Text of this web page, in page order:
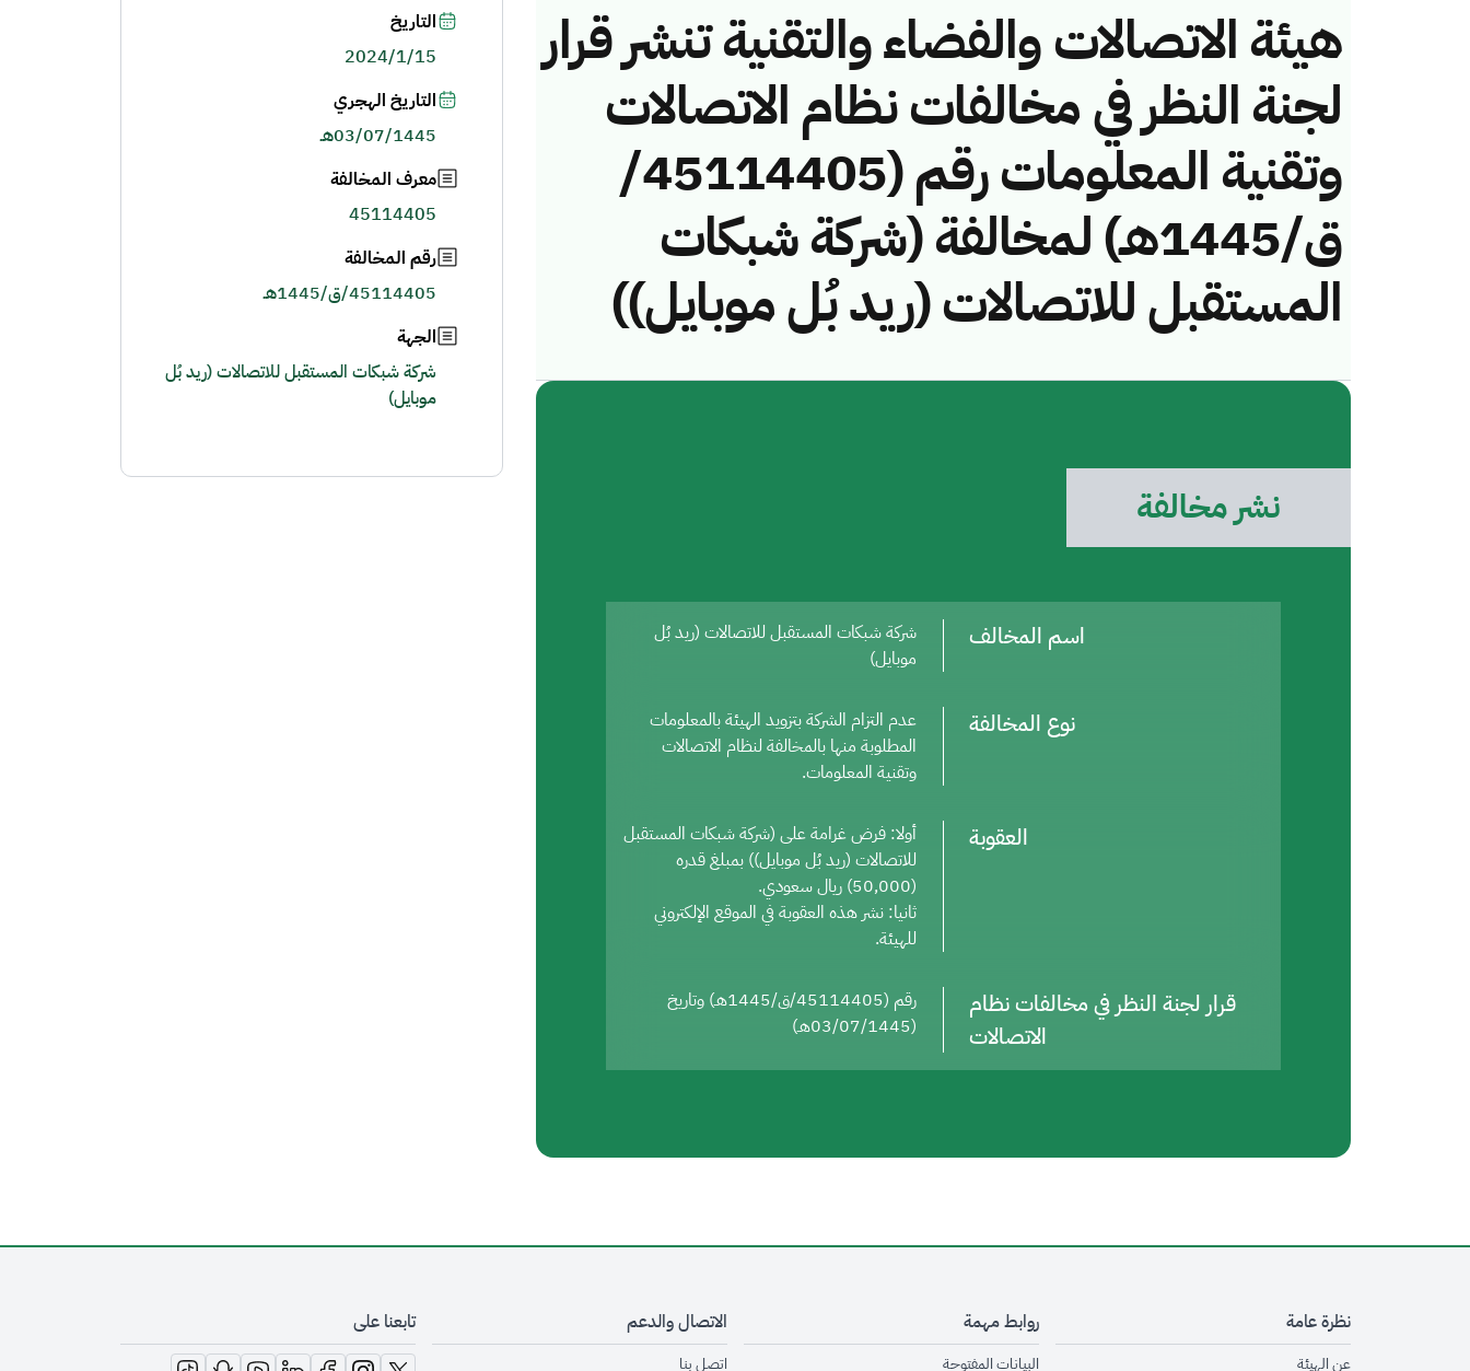
هيئة الاتصالات والفضاء والتقنية تنشر قرار
لجنة النظر في مخالفات نظام الاتصالات
وتقنية المعلومات رقم (45114405/
ق/1445هـ) لمخالفة (شركة شبكات
المستقبل للاتصالات (ريد بُل موبايل))
نشر مخالفة
اسم المخالف
شركة شبكات المستقبل للاتصالات (ريد بُل
موبايل)
نوع المخالفة
عدم التزام الشركة بتزويد الهيئة بالمعلومات
المطلوبة منها بالمخالفة لنظام الاتصالات
وتقنية المعلومات.
العقوبة
أولا: فرض غرامة على (شركة شبكات المستقبل
للاتصالات (ريد بُل موبايل)) بمبلغ قدره
(50,000) ريال سعودي.
ثانيا: نشر هذه العقوبة في الموقع الإلكتروني
للهيئة.
قرار لجنة النظر في مخالفات نظام
الاتصالات
رقم (45114405/ق/1445هـ) وتاريخ
(03/07/1445هـ)
التاريخ
2024/1/15
التاريخ الهجري
03/07/1445هـ
معرف المخالفة
45114405
رقم المخالفة
45114405/ق/1445هـ
الجهة
شركة شبكات المستقبل للاتصالات (ريد بُل
موبايل)
نظرة عامة
عن الهيئةopens in new window
روابط مهمة
البيانات المفتوحةopens in new window
الاتصال والدعم
اتصل بنا
تابعنا على